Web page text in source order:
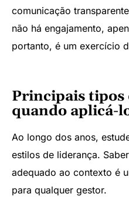
comunicação
não há engajamento,
portanto, é um exercício
Principais tipos
quando aplicá-
Ao longo dos anos,
estilos de liderança.
adequado ao contexto é
para qualquer gestor.